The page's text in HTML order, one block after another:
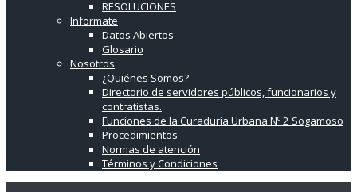
RESOLUCIONES
Informate
Datos Abiertos
Glosario
Nosotros
¿Quiénes Somos?
Directorio de servidores públicos, funcionarios y
contratistas.
Funciones de la Curaduria Urbana Nº 2 Sogamoso
Procedimientos
Normas de atención
Términos y Condiciones